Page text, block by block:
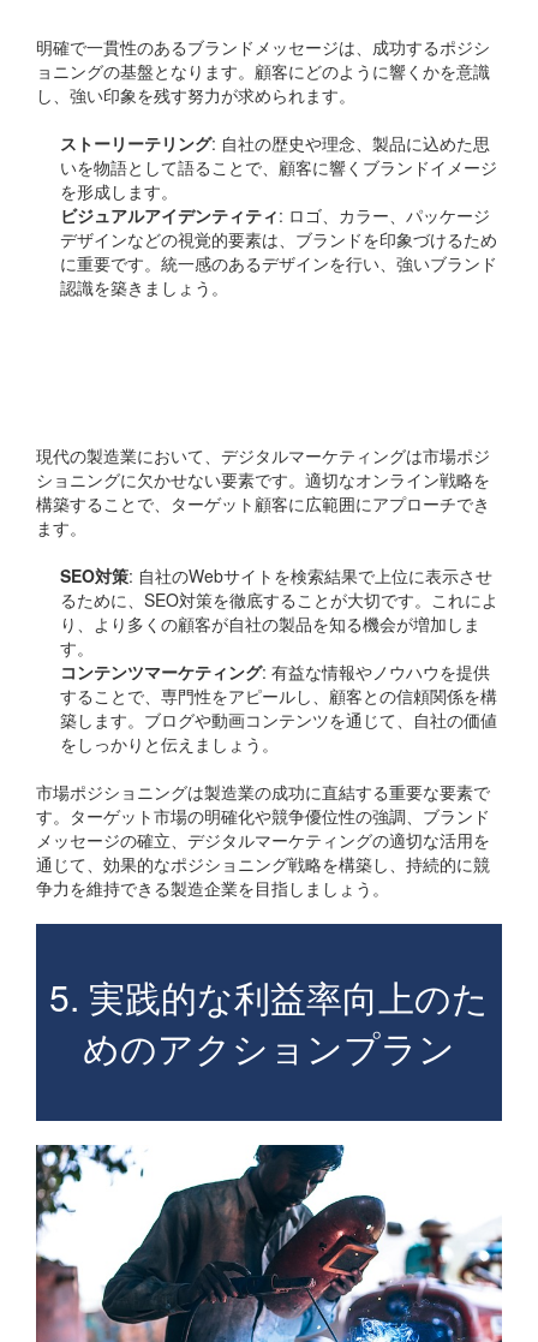
明確で一貫性のあるブランドメッセージは、成功するポジシ
ョニングの基盤となります。顧客にどのように響くかを意識
し、強い印象を残す努力が求められます。
ストーリーテリング: 自社の歴史や理念、製品に込めた思
いを物語として語ることで、顧客に響くブランドイメージ
を形成します。
ビジュアルアイデンティティ: ロゴ、カラー、パッケージ
デザインなどの視覚的要素は、ブランドを印象づけるため
に重要です。統一感のあるデザインを行い、強いブランド
認識を築きましょう。
現代の製造業において、デジタルマーケティングは市場ポジ
ショニングに欠かせない要素です。適切なオンライン戦略を
構築することで、ターゲット顧客に広範囲にアプローチでき
ます。
SEO対策: 自社のWebサイトを検索結果で上位に表示させ
るために、SEO対策を徹底することが大切です。これによ
り、より多くの顧客が自社の製品を知る機会が増加しま
す。
コンテンツマーケティング: 有益な情報やノウハウを提供
することで、専門性をアピールし、顧客との信頼関係を構
築します。ブログや動画コンテンツを通じて、自社の価値
をしっかりと伝えましょう。
市場ポジショニングは製造業の成功に直結する重要な要素で
す。ターゲット市場の明確化や競争優位性の強調、ブランド
メッセージの確立、デジタルマーケティングの適切な活用を
通じて、効果的なポジショニング戦略を構築し、持続的に競
争力を維持できる製造企業を目指しましょう。
5. 実践的な利益率向上のた
めのアクションプラン